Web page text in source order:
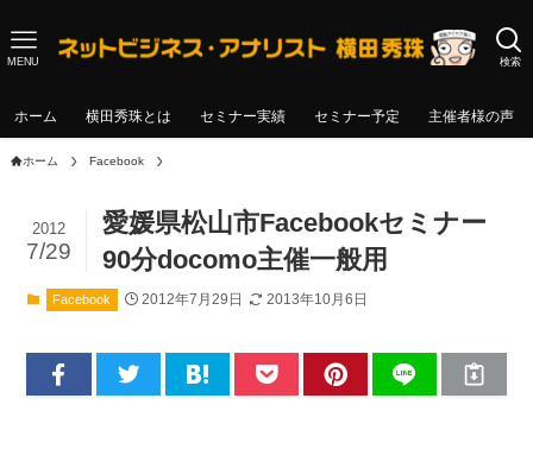
検索
MENU
ホーム 横田秀珠とは セミナー実績 セミナー予定 主催者様の声
ホーム Facebook
愛媛県松山市Facebookセミナー
90分docomo主催一般用
2012
7/29
Facebook 2012年7月29日 2013年10月6日